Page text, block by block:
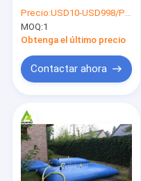
Productos
Sobre nosotros
600000L vejiga
inflable, vejiga de
agua de riego,
Precio:USD10-USD998/PCS
MOQ:1
Obtenga el último precio
Contactar ahora